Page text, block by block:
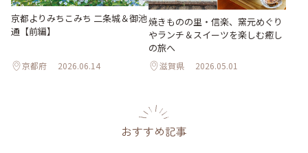
京都よりみちこみち 二条城＆御池
通【前編】
京都府 2026.06.14
焼きものの里・信楽、窯元めぐり
やランチ＆スイーツを楽しむ癒し
の旅へ
滋賀県 2026.05.01
おすすめ記事